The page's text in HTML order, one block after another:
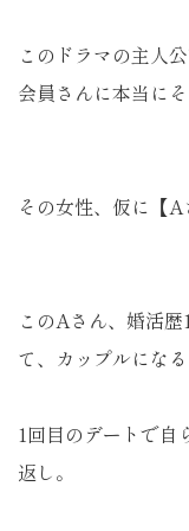
このドラマの主人
会員さんに本当に
その女性、仮に【A
このAさん、婚活
て、カップルになる
1回目のデートで自
返し。